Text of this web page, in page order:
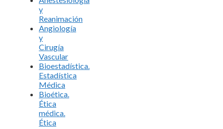
y
Reanimación
Angiología
y
Cirugía
Vascular
Bioestadística.
Estadística
Médica
Bioética.
Ética
médica.
Ética